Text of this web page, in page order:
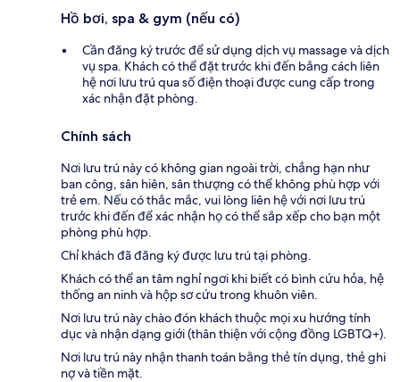
Hồ bơi, spa & gym (nếu có)
Cần đăng ký trước để sử dụng dịch vụ massage và dịch
vụ spa. Khách có thể đặt trước khi đến bằng cách liên
hệ nơi lưu trú qua số điện thoại được cung cấp trong
xác nhận đặt phòng.
Chính sách
Nơi lưu trú này có không gian ngoài trời, chẳng hạn như
ban công, sân hiên, sân thượng có thể không phù hợp với
trẻ em. Nếu có thắc mắc, vui lòng liên hệ với nơi lưu trú
trước khi đến để xác nhận họ có thể sắp xếp cho bạn một
phòng phù hợp.
Chỉ khách đã đăng ký được lưu trú tại phòng.
Khách có thể an tâm nghỉ ngơi khi biết có bình cứu hỏa, hệ
thống an ninh và hộp sơ cứu trong khuôn viên.
Nơi lưu trú này chào đón khách thuộc mọi xu hướng tính
dục và nhận dạng giới (thân thiện với cộng đồng LGBTQ+).
Nơi lưu trú này nhận thanh toán bằng thẻ tín dụng, thẻ ghi
nợ và tiền mặt.